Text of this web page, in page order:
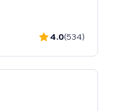
4.0(534)